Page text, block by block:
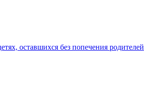
оставшихся без попечения родителей